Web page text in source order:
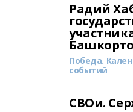
Радий
Победа.
событий
СВОи.